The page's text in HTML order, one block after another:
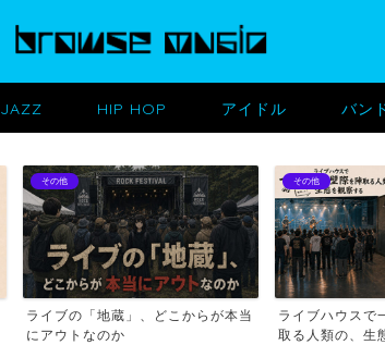
JAZZ HIP HOP アイドル バン
その他
ライブハウスで一番後ろの壁際を陣
取る人類の、生態を観察す...
その他
ライブハウスは
き、ペットボ